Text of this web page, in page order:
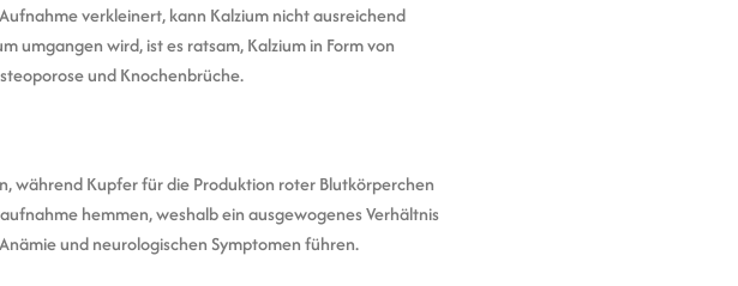
verkleinert, kann Kalzium nicht ausreichend
wird, ist es ratsam, Kalzium in Form von
und Knochenbrüche.
während Kupfer für die Produktion roter Blutkörperchen
hemmen, weshalb ein ausgewogenes Verhältnis
und neurologischen Symptomen führen.